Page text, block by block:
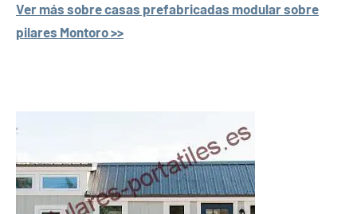
Ver más sobre casas prefabricadas modular sobre
pilares Montoro >>